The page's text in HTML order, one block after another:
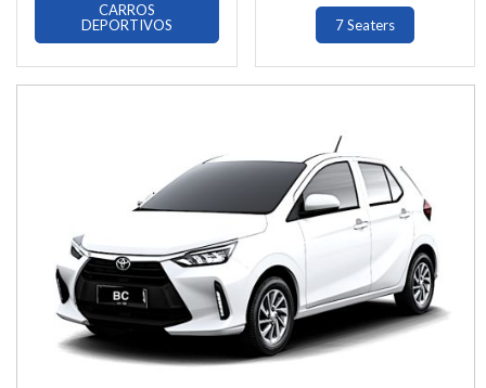
CARROS
DEPORTIVOS
7 Seaters